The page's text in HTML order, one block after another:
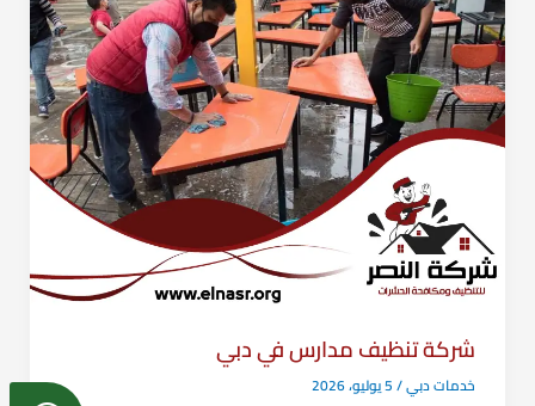
شركة تنظيف مدارس في دبي
خدمات دبي/5 يوليو، 2026